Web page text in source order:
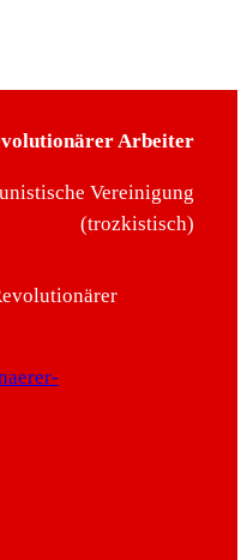
Arbeiter
Vereinigung
(trozkistisch)